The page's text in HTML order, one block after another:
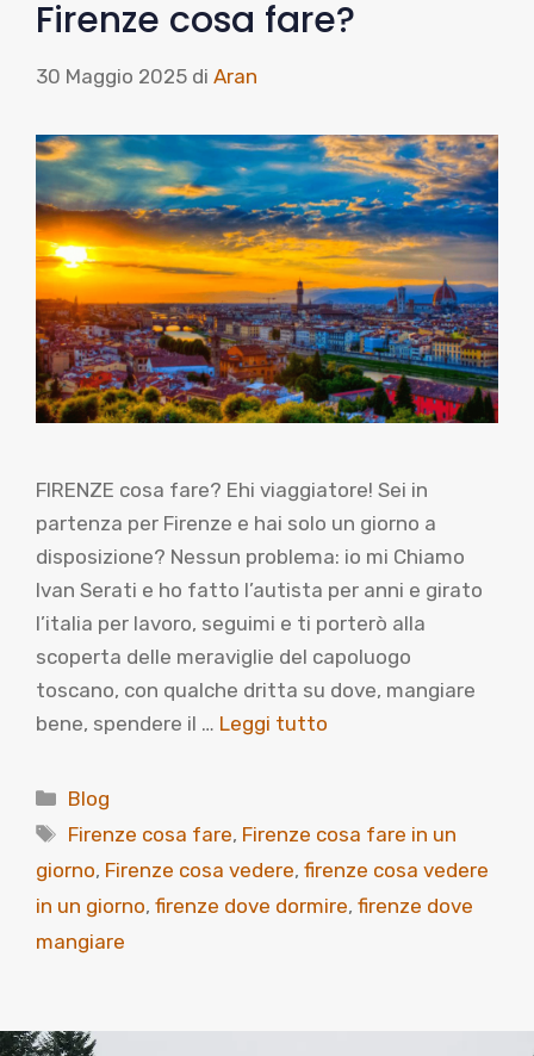
Firenze cosa fare?
30 Maggio 2025 di Aran
FIRENZE cosa fare? Ehi viaggiatore! Sei in
partenza per Firenze e hai solo un giorno a
disposizione? Nessun problema: io mi Chiamo
Ivan Serati e ho fatto l’autista per anni e girato
l’italia per lavoro, seguimi e ti porterò alla
scoperta delle meraviglie del capoluogo
toscano, con qualche dritta su dove, mangiare
bene, spendere il … Leggi tutto
Categorie
Blog
Tag
Firenze cosa fare, Firenze cosa fare in un
giorno, Firenze cosa vedere, firenze cosa vedere
in un giorno, firenze dove dormire, firenze dove
mangiare